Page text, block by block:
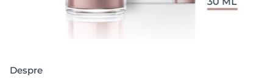
Despre